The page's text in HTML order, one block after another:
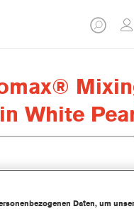
White
Mischlackkonzentrat ist
Daten, um